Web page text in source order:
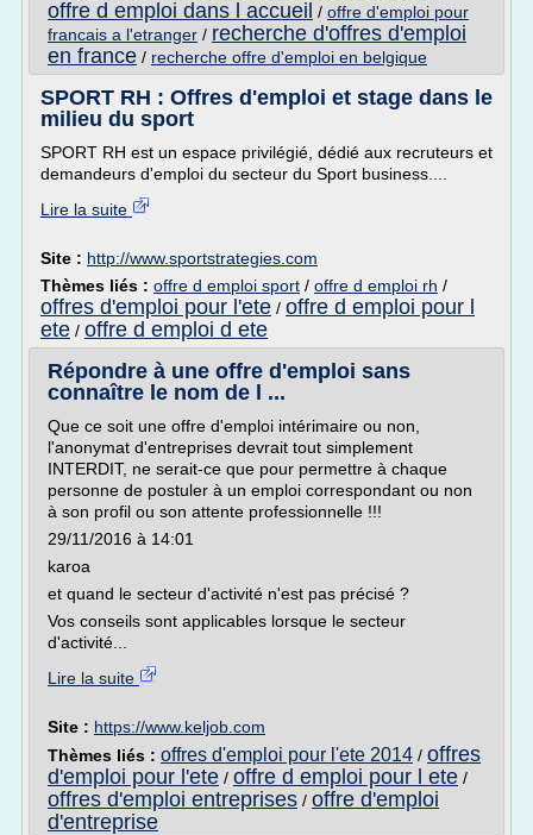
offre d emploi dans l accueil / offre d'emploi pour
francais a l'etranger / recherche d'offres d'emploi
en france / recherche offre d'emploi en belgique
SPORT RH : Offres d'emploi et stage dans le
milieu du sport
SPORT RH est un espace privilégié, dédié aux recruteurs et
demandeurs d'emploi du secteur du Sport business....
Lire la suite
Site : http://www.sportstrategies.com
Thèmes liés : offre d emploi sport / offre d emploi rh /
offres d'emploi pour l'ete / offre d emploi pour l
ete / offre d emploi d ete
Répondre à une offre d'emploi sans
connaître le nom de l ...
Que ce soit une offre d'emploi intérimaire ou non,
l'anonymat d'entreprises devrait tout simplement
INTERDIT, ne serait-ce que pour permettre à chaque
personne de postuler à un emploi correspondant ou non
à son profil ou son attente professionnelle !!!
29/11/2016 à 14:01
karoa
et quand le secteur d'activité n'est pas précisé ?
Vos conseils sont applicables lorsque le secteur
d'activité...
Lire la suite
Site : https://www.keljob.com
Thèmes liés : offres d'emploi pour l'ete 2014 / offres
d'emploi pour l'ete / offre d emploi pour l ete /
offres d'emploi entreprises / offre d'emploi
d'entreprise